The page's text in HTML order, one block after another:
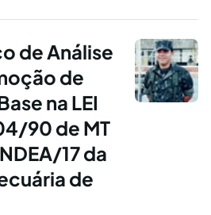
de Análise
de
na LEI
90 de MT
17 da
de